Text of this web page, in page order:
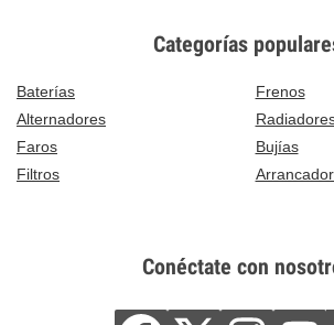
Categorías
Baterías
Frenos
Alternadores
Faros
Bujías
Filtros
Conéctate con